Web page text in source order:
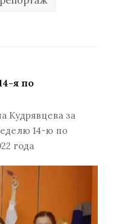
я по
Кудрявцева за
14-ю по
года